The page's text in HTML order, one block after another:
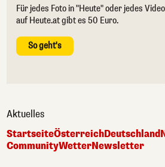
Für jedes Foto in "Heute" oder jedes Video
auf Heute.at gibt es 50 Euro.
So geht's
Aktuelles
StartseiteÖsterreichDeutschland
CommunityWetterNewsletter